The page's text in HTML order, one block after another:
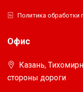
Политика обработки
Офис
Казань,
стороны дороги